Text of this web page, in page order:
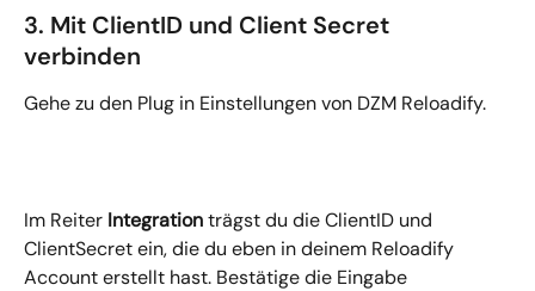
3. Mit ClientID und Client Secret
verbinden
Gehe zu den Plug in Einstellungen von DZM Reloadify.
Im Reiter Integration trägst du die ClientID und
ClientSecret ein, die du eben in deinem Reloadify
Account erstellt hast. Bestätige die Eingabe